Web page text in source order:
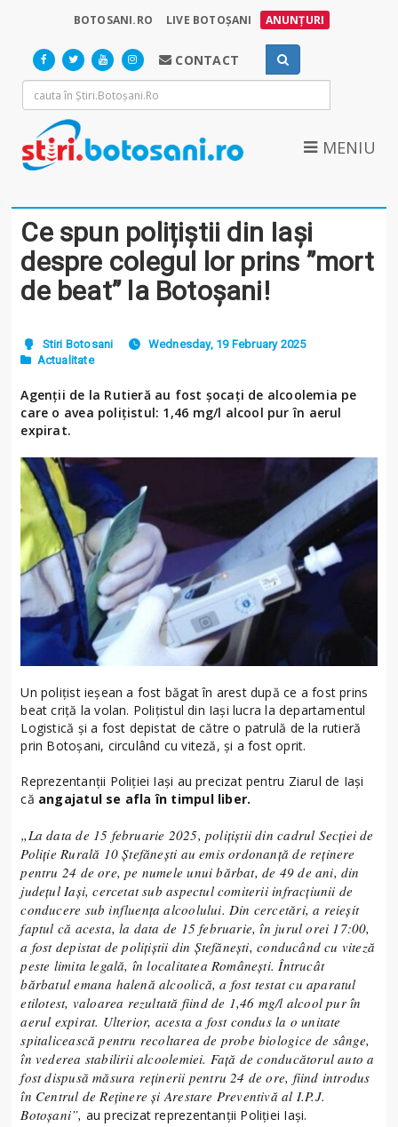
BOTOSANI.RO LIVE BOTOȘANI ANUNȚURI
CONTACT
MENIU
Ce spun polițiștii din Iași
despre colegul lor prins ”mort
de beat” la Botoșani!
Stiri Botosani
Wednesday, 19 February 2025
Actualitate
Agenții de la Rutieră au fost șocați de alcoolemia pe
care o avea polițistul: 1,46 mg/l alcool pur în aerul
expirat.
Un polițist ieșean a fost băgat în arest după ce a fost prins
beat criță la volan. Polițistul din Iași lucra la departamentul
Logistică și a fost depistat de către o patrulă de la rutieră
prin Botoșani, circulând cu viteză, și a fost oprit.
Reprezentanții Poliției Iași au precizat pentru Ziarul de Iași
că angajatul se afla în timpul liber.
„La data de 15 februarie 2025, polițiștii din cadrul Secției de
Poliție Rurală 10 Ștefănești au emis ordonanță de reținere
pentru 24 de ore, pe numele unui bărbat, de 49 de ani, din
județul Iași, cercetat sub aspectul comiterii infracțiunii de
conducere sub influența alcoolului. Din cercetări, a reieșit
faptul că acesta, la data de 15 februarie, în jurul orei 17:00,
a fost depistat de polițiștii din Ștefănești, conducând cu viteză
peste limita legală, în localitatea Românești. Întrucât
bărbatul emana halenă alcoolică, a fost testat cu aparatul
etilotest, valoarea rezultată fiind de 1,46 mg/l alcool pur în
aerul expirat. Ulterior, acesta a fost condus la o unitate
spitalicească pentru recoltarea de probe biologice de sânge,
în vederea stabilirii alcoolemiei. Față de conducătorul auto a
fost dispusă măsura reținerii pentru 24 de ore, fiind introdus
în Centrul de Reținere și Arestare Preventivă al I.P.J.
Botoșani”, au precizat reprezentanții Poliției Iași.